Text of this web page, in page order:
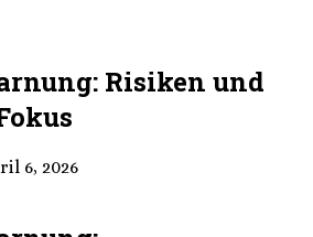
Risiken und
6, 2026